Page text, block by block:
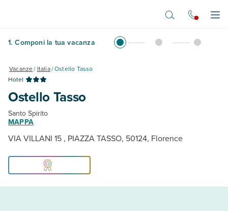
1. Componi la tua vacanza
Vacanze/ Italia/Ostello Tasso
Hotel
Ostello Tasso
Santo Spirito
MAPPA
VIA VILLANI 15 , PIAZZA TASSO, 50124, Florence